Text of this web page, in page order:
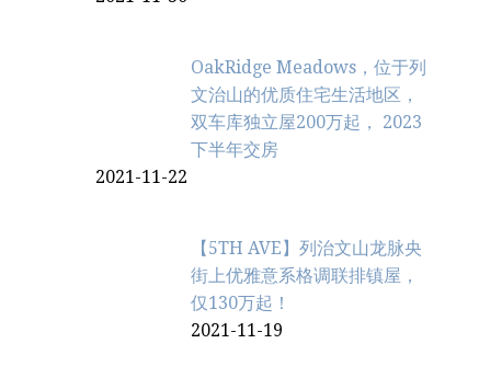
OakRidge Meadows，位于列
文治‬山的优质住宅生活地区，
双车库独立屋200万起， 2023
下半年交房
2021-11-22
【5TH AVE】列治文山龙脉央
街上优雅意系格调联排镇屋，
仅130万起！
2021-11-19